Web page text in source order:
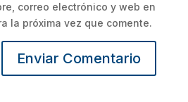
correo electrónico y web en
la próxima vez que comente.